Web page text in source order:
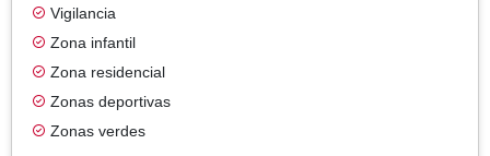
Vigilancia
Zona infantil
Zona residencial
Zonas deportivas
Zonas verdes